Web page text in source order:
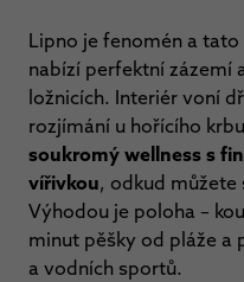
Lipno je fenomén a
nabízí perfektní zázemí
ložnicích. Interiér voní
rozjímání u hořícího
soukromý wellness s
vířivkou, odkud můžete
Výhodou je poloha –
minut pěšky od pláže a
a vodních sportů.